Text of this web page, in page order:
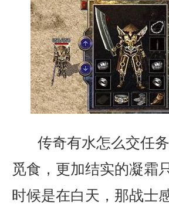
传奇有水怎么交任
觅食，更加结实的凝霜
时候是在白天，那战士